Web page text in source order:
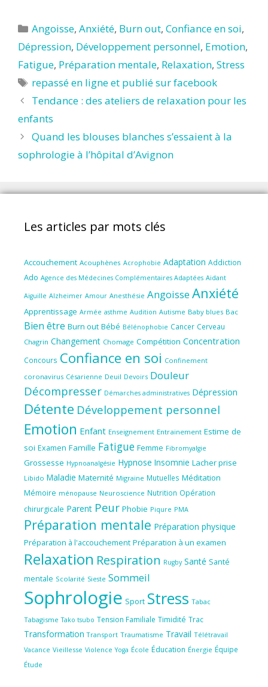
Catégories
Angoisse,Anxiété, Burn out,Confiance en soi,
Dépression, Développement personnel, Emotion,
Fatigue, Préparation mentale, Relaxation, Stress
Étiquettes
repassé en ligne et publié sur facebook
Tendance : des ateliers de relaxation pour les
enfants
Quand les blouses blanches s’essaient à la
sophrologie à l’hôpital d’Avignon
Les articles par mots clés
Accouchement Acouphènes Acrophobie Adaptation Addiction
Ado Agence des Médecines Complémentaires Adaptées Aidant
Aiguille Alzheimer Amour Anesthésie Angoisse Anxiété
Apprentissage Armée asthme Audition Autisme Baby blues Bac
Bien être Burn out Bébé Bélénophobie Cancer Cerveau
Chagrin Changement Chomage Compétition Concentration
Concours Confiance en soi Confinement
coronavirus Césarienne Deuil Devoirs Douleur
Décompresser Démarches administratives Dépression
Détente Développement personnel
Emotion Enfant Enseignement Entrainement Estime de
soi Examen Famille Fatigue Femme Fibromyalgie
Grossesse Hypnoanalgésie Hypnose Insomnie Lacher prise
Libido Maladie Maternité Migraine Mutuelles Méditation
Mémoire ménopause Neuroscience Nutrition Opération
chirurgicale Parent Peur Phobie Piqure PMA
Préparation mentale Préparation physique
Préparation à l'accouchement Préparation à un examen
Relaxation Respiration Rugby Santé Santé
mentale Scolarité Sieste Sommeil
Sophrologie Sport Stress Tabac
Tabagisme Tako tsubo Tension Familiale Timidité Trac
Transformation Transport Traumatisme Travail Télétravail
Vacance Vieillesse Violence Yoga École Éducation Énergie Équipe
Étude